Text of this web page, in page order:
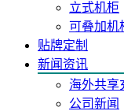
立式机柜
可叠加机
贴牌定制
新闻资讯
海外共享
公司新闻